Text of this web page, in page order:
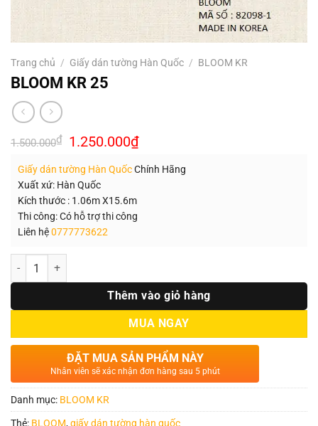
Trang chủ / Giấy dán tường Hàn Quốc / BLOOM KR
BLOOM KR 25
1.500.000₫ Giá
gốc
1.500.000₫.
1.250.000₫Giá
hiện
là:
Giấy dán tường Hàn QuốcChính Hãng
Xuất xứ: Hàn Quốc
Kích thước : 1.06m X15.6m
Thi công: Có hỗ trợ thi công
Liên hệ0777773622
Số lượng
Thêm vào giỏ hàng
MUA NGAY
ĐẶT MUA SẢN PHẨM NÀY
Nhân viên sẽ xác nhận đơn hàng sau 5 phút
Danh mục: BLOOM KR
Thẻ: BLOOM,giấy dán tường hàn quốc